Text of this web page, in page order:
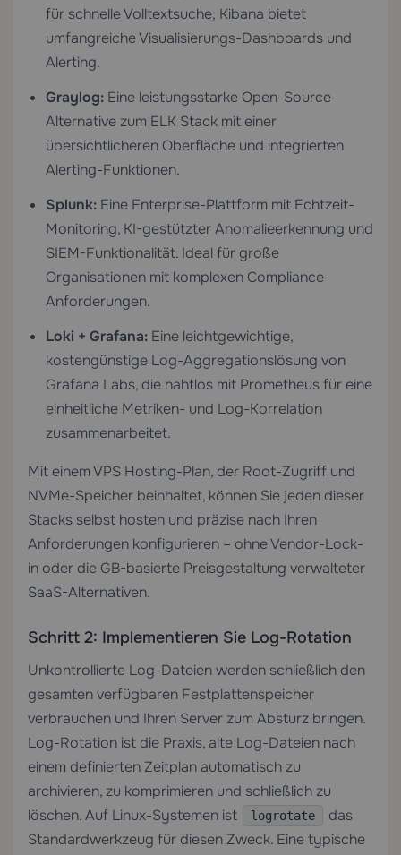
für schnelle Volltextsuche; Kibana bietet
umfangreiche Visualisierungs-Dashboards und
Alerting.
Graylog: Eine leistungsstarke Open-Source-
Alternative zum ELK Stack mit einer
übersichtlicheren Oberfläche und integrierten
Alerting-Funktionen.
Splunk: Eine Enterprise-Plattform mit Echtzeit-
Monitoring, KI-gestützter Anomalieerkennung und
SIEM-Funktionalität. Ideal für große
Organisationen mit komplexen Compliance-
Anforderungen.
Loki + Grafana: Eine leichtgewichtige,
kostengünstige Log-Aggregationslösung von
Grafana Labs, die nahtlos mit Prometheus für eine
einheitliche Metriken- und Log-Korrelation
zusammenarbeitet.
Mit einemVPS Hosting-Plan, der Root-Zugriff und
NVMe-Speicher beinhaltet, können Sie jeden dieser
Stacks selbst hosten und präzise nach Ihren
Anforderungen konfigurieren – ohne Vendor-Lock-
in oder die GB-basierte Preisgestaltung verwalteter
SaaS-Alternativen.
Schritt 2: Implementieren Sie Log-Rotation
Unkontrollierte Log-Dateien werden schließlich den
gesamten verfügbaren Festplattenspeicher
verbrauchen und Ihren Server zum Absturz bringen.
Log-Rotation ist die Praxis, alte Log-Dateien nach
einem definierten Zeitplan automatisch zu
archivieren, zu komprimieren und schließlich zu
löschen. Auf Linux-Systemen ist
logrotate
das
Standardwerkzeug für diesen Zweck. Eine typische